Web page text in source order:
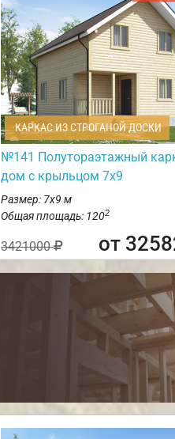
КАРКАС ИЗ СТРОГАНОЙ ДОСКИ
№141 Полутораэтажный
дом с крыльцом 7х9
Размер: 7х9 м
Общая площадь: 1202
3421000 от